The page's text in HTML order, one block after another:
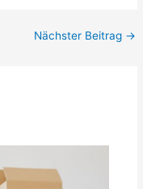
Nächster Beitrag →